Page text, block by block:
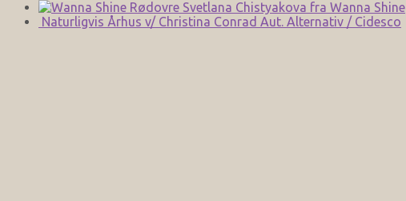
Svetlana Chistyakova fra Wanna Shine
Naturligvis Århus v/ Christina Conrad Aut. Alternativ / Cidesco